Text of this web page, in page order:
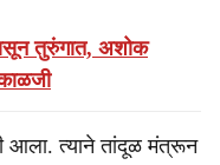
तुरुंगात, अशोक
आला. त्याने तांदूळ मंत्रून